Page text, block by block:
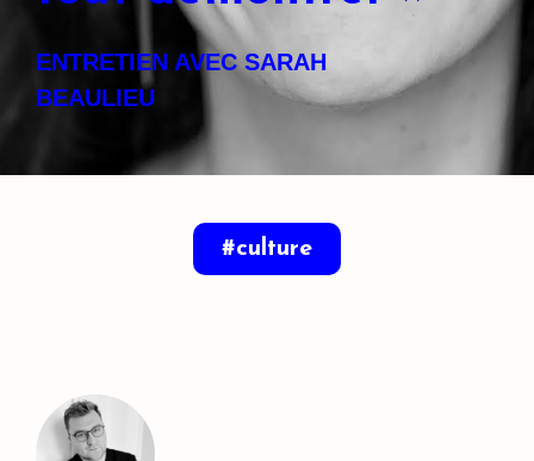
ENTRETIEN AVEC SARAH
BEAULIEU
#culture